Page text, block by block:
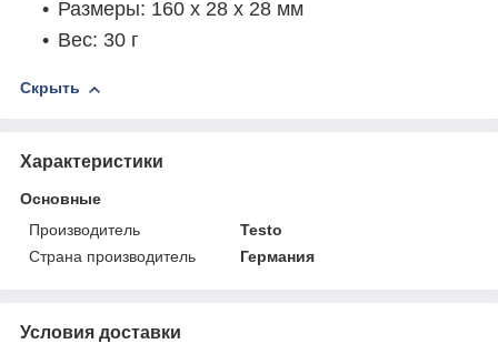
Размеры: 160 x 28 x 28 мм
Вес: 30 г
Скрыть
Характеристики
Основные
Производитель
Testo
Страна производитель
Германия
Условия доставки